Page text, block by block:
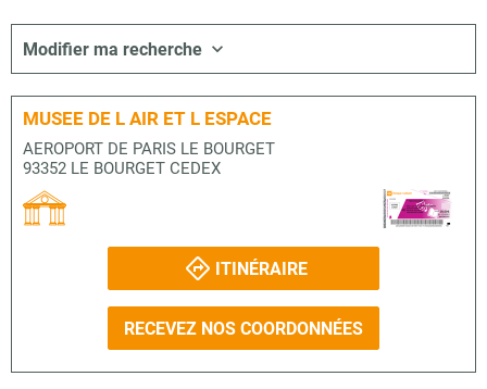
Modifier ma recherche
MUSEE DE L AIR ET L ESPACE
AEROPORT DE PARIS LE BOURGET
93352 LE BOURGET CEDEX
ITINÉRAIRE
RECEVEZ NOS COORDONNÉES